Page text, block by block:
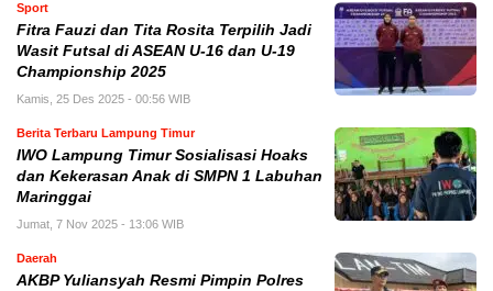
Sport
Fitra Fauzi dan Tita Rosita Terpilih Jadi
Wasit Futsal di ASEAN U-16 dan U-19
Championship 2025
Kamis, 25 Des 2025 - 00:56 WIB
Berita Terbaru Lampung Timur
IWO Lampung Timur Sosialisasi Hoaks
dan Kekerasan Anak di SMPN 1 Labuhan
Maringgai
Jumat, 7 Nov 2025 - 13:06 WIB
Daerah
AKBP Yuliansyah Resmi Pimpin Polres